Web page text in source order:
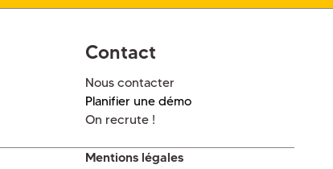
Contact
Nous contacter
Planifier une démo
On recrute !
Mentions légales